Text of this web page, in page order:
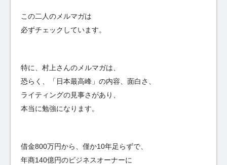
この二人のメルマガは
必ずチェックしています。
特に、村上さんのメルマガは、
恐らく、「日本最高峰」の内容、面白さ、
ライティングの見事さがあり、
本当に勉強になります。
借金800万円から、僅か10年足らずで、
年商140億円のビジネスオーナーに